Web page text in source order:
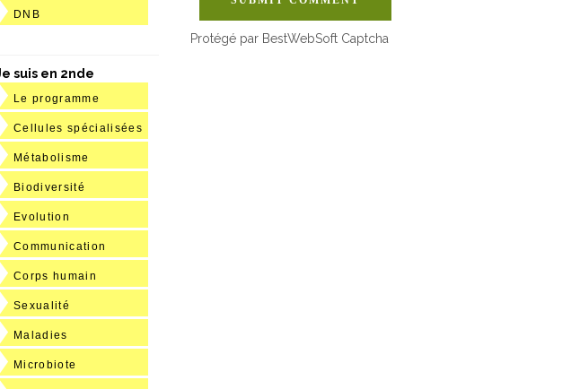
Protégé par BestWebSoft Captcha
DNB
suis en 2nde
Le programme
Cellules spécialisées
Métabolisme
Biodiversité
Evolution
Communication
Corps humain
Sexualité
Maladies
Microbiote